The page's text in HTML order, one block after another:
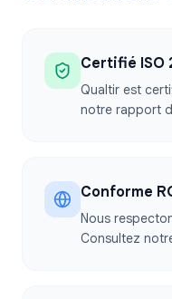
Certifié ISO
Qualtir est
notre rapport
Conforme
Nous
Consultez